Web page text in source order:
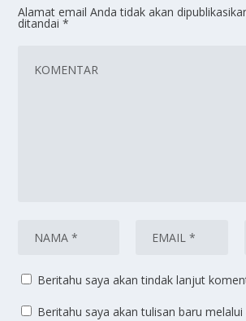
Alamat email Anda tidak akan
ditandai*
Beritahu saya akan tindak lanjut
Beritahu saya akan tulisan baru melalui